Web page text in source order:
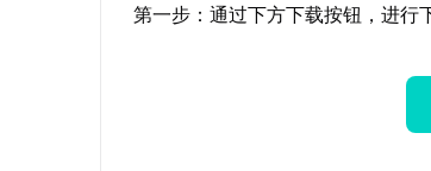
第一步：通过下方下载按钮，进行